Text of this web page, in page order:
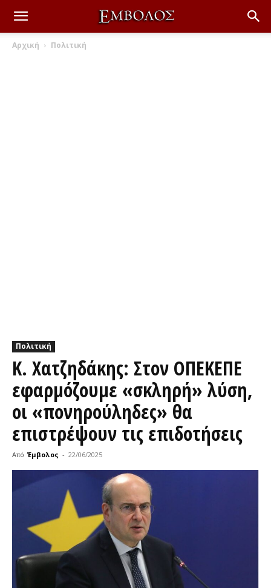
Αρχική Πολιτική
Πολιτική
Κ. Χατζηδάκης: Στον ΟΠΕΚΕΠΕ
εφαρμόζουμε «σκληρή» λύση,
οι «πονηρούληδες» θα
επιστρέψουν τις επιδοτήσεις
Από Έμβολος - 22/06/2025